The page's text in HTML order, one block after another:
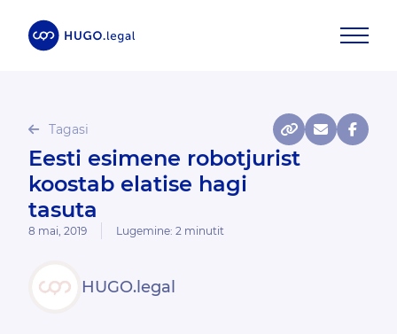
Tagasi
Eesti esimene robotjurist
koostab elatise hagi
tasuta
8 mai, 2019 Lugemine: 2 minutit
HUGO.legal